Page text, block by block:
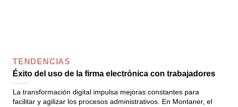
TENDENCIAS
Éxito del uso de la firma electrónica con trabajadores
La transformación digital impulsa mejoras constantes para
facilitar y agilizar los procesos administrativos. En Montaner, el